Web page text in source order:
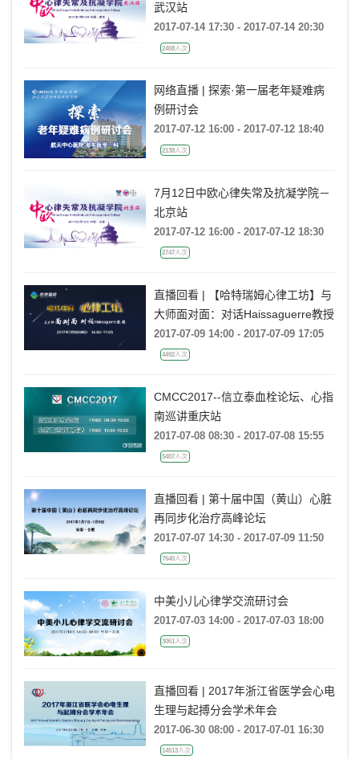
武汉站
2017-07-14 17:30 - 2017-07-14 20:30
2408人次
网络直播 | 探索·第一届老年疑难病
例研讨会
2017-07-12 16:00 - 2017-07-12 18:40
2138人次
7月12日中欧心律失常及抗凝学院－
北京站
2017-07-12 16:00 - 2017-07-12 18:30
2747人次
直播回看 | 【哈特瑞姆心律工坊】与
大师面对面：对话Haissaguerre教授
2017-07-09 14:00 - 2017-07-09 17:05
4492人次
CMCC2017--信立泰血栓论坛、心指
南巡讲重庆站
2017-07-08 08:30 - 2017-07-08 15:55
5407人次
直播回看 | 第十届中国（黄山）心脏
再同步化治疗高峰论坛
2017-07-07 14:30 - 2017-07-09 11:50
7640人次
中美小儿心律学交流研讨会
2017-07-03 14:00 - 2017-07-03 18:00
3061人次
直播回看 | 2017年浙江省医学会心电
生理与起搏分会学术年会
2017-06-30 08:00 - 2017-07-01 16:30
14513人次